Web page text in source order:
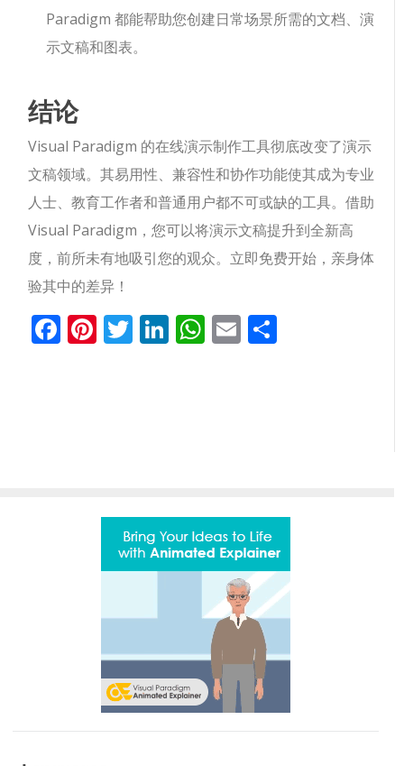
Paradigm 都能帮助您创建日常场景所需的文档、演
示文稿和图表。
结论
Visual Paradigm 的在线演示制作工具彻底改变了演示
文稿领域。其易用性、兼容性和协作功能使其成为专业
人士、教育工作者和普通用户都不可或缺的工具。借助
Visual Paradigm，您可以将演示文稿提升到全新高
度，前所未有地吸引您的观众。立即免费开始，亲身体
验其中的差异！
Facebook
Pinterest
Twitter
LinkedIn
WhatsApp
Email